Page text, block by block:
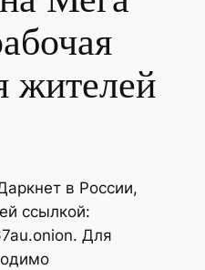
жителей
в России,
ссылкой:
Для